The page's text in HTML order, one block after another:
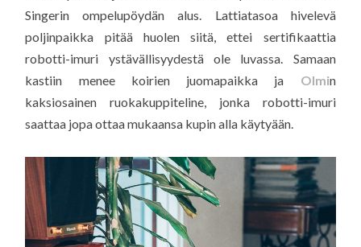
Singerin ompelupöydän alus. Lattiatasoa hivelevä
poljinpaikka pitää huolen siitä, ettei sertifikaattia
robotti-imuri ystävällisyydestä ole luvassa. Samaan
kastiin menee koirien juomapaikka ja Olmin
kaksiosainen ruokakuppiteline, jonka robotti-imuri
saattaa jopa ottaa mukaansa kupin alla käytyään.